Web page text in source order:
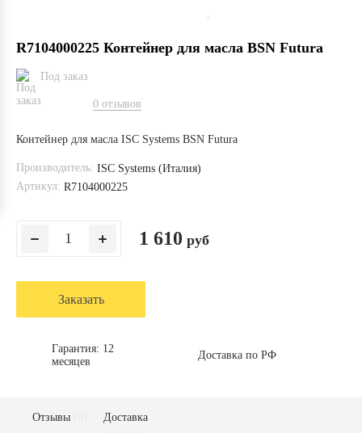
R7104000225 Контейнер для масла BSN Futura
Под заказ
0 отзывов
Контейнер для масла ISC Systems BSN Futura
Производитель: ISC Systems (Италия)
Артикул: R7104000225
1 610 руб
Заказать
Гарантия: 12
месяцев
Доставка по РФ
Отзывы Доставка